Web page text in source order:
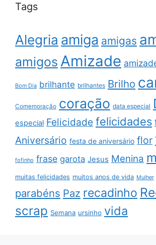
Tags
Alegria amiga amigas
amigos Amizade
Bom Dia brilhante brilhantes Brilho
Comemoração coração data especial
especial Felicidade felicidades
Aniversário festa de aniversário flor
fofinho frase garota Jesus Menina
muitas felicidades muitos anos de vida Mulher
parabéns Paz recadinho
scrap Semana ursinho vida